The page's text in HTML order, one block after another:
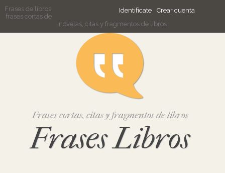
Identifícate Crear cuenta
Frases de libros,
frases cortas de
novelas, citas y fragmentos de libros
Frases cortas, citas y fragmentos de libros
Frases Libros